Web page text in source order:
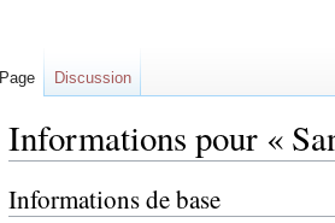
Informations pour «
Informations de base
Page Discussion